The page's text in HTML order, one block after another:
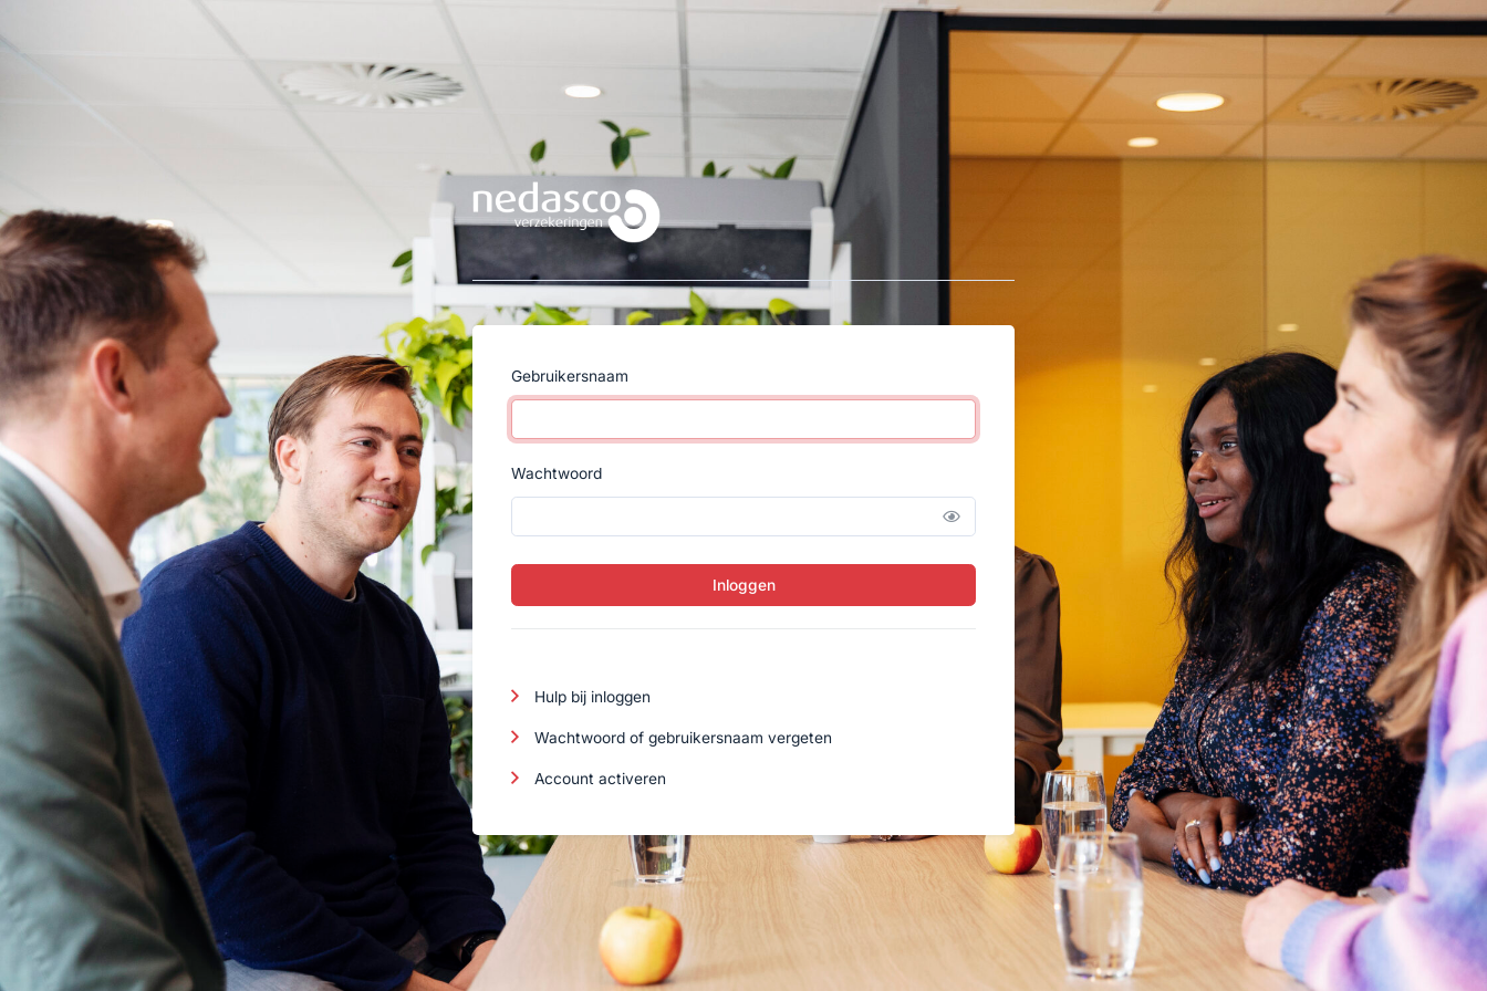
Gebruikersnaam
Wachtwoord
Inloggen
Hulp bij inloggen
Wachtwoord of gebruikersnaam vergeten
Account activeren